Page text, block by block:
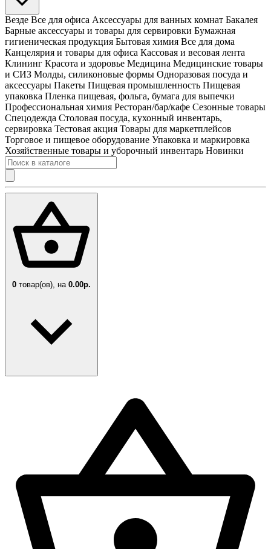
Везде Все для офиса Аксессуары для ванных комнат Бакалея
Барные аксессуары и товары для сервировки Бумажная
гигиеническая продукция Бытовая химия Все для дома
Канцелярия и товары для офиса Кассовая и весовая лента
Клининг Красота и здоровье Медицина Медицинские товары
и СИЗ Молды, силиконовые формы Одноразовая посуда и
аксессуары Пакеты Пищевая промышленность Пищевая
упаковка Пленка пищевая, фольга, бумага для выпечки
Профессиональная химия Ресторан/бар/кафе Сезонные товары
Спецодежда Столовая посуда, кухонный инвентарь,
сервировка Тестовая акция Товары для маркетплейсов
Торговое и пищевое оборудование Упаковка и маркировка
Хозяйственные товары и уборочный инвентарь Новинки
0 товар(ов), на 0.00р.